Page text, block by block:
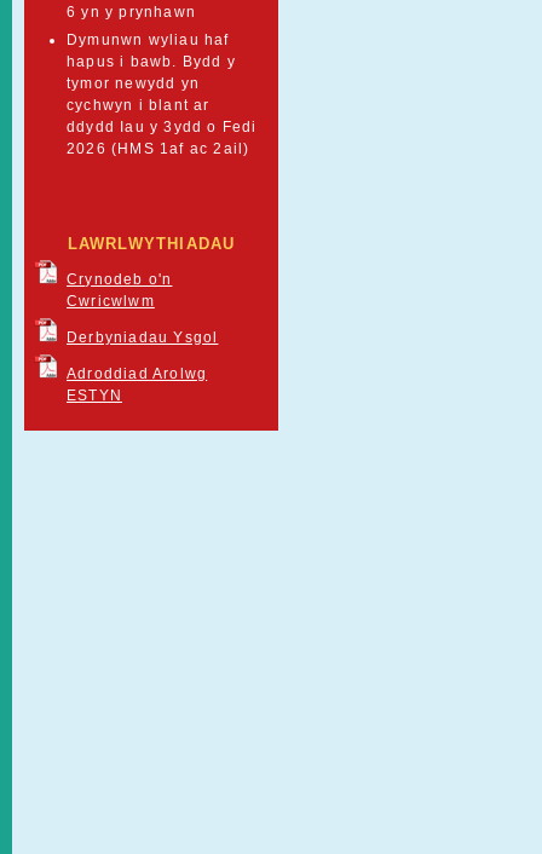
6 yn y prynhawn
Dymunwn wyliau haf
hapus i bawb. Bydd y
tymor newydd yn
cychwyn i blant ar
ddydd Iau y 3ydd o Fedi
2026 (HMS 1af ac 2ail)
LAWRLWYTHIADAU
Crynodeb o'n
Cwricwlwm
Derbyniadau Ysgol
Adroddiad Arolwg
ESTYN